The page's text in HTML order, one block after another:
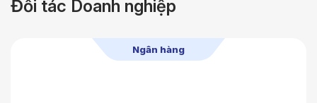
Đối tác Doanh nghiệp
Ngân hàng